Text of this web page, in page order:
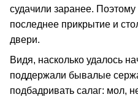
судачили заранее.
последнее прикрытие и
двери.
Видя, насколько удалось
поддержали бывалые
подбадривать салаг: мол,